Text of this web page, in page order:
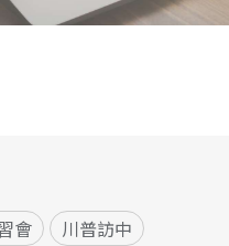
會 川普訪中